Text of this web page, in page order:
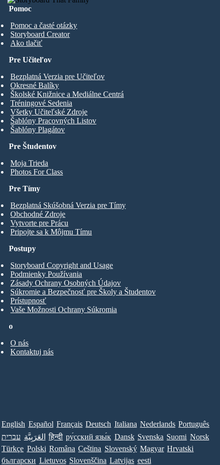
Pomoc
Pomoc a časté otázky
Storyboard Creator
Ako tlačiť
Pre Študentov
Moja Trieda
Photos For Class
Pre Učiteľov
Bezplatná Verzia pre Učiteľov
Okresné Balíky
Školské Knižnice a Mediálne Centrá
Tréningové Sedenia
Všetky Učiteľské Zdroje
Šablóny Pracovných Listov
Šablóny Plagátov
Pre Tímy
Bezplatná Skúšobná Verzia pre Tímy
Obchodné Zdroje
Vytvorte pre Prácu
Pripojte sa k Môjmu Tímu
o
O nás
Kontaktuj nás
Postupy
Storyboard Copyright and Usage
Podmienky Používania
Zásady Ochrany Osobných Údajov
Súkromie a Bezpečnosť pre Školy a Študentov
Prístupnosť
Vaše Možnosti Ochrany Súkromia
English Español Français Deutsch Italiana Nederlands Português
עברית العَرَبِيَّة हिन्दी ру́сский язы́к Dansk Svenska Suomi Norsk
Türkçe Polski Româna Ceština Slovenský Magyar Hrvatski
български Lietuvos Slovenščina Latvijas eesti